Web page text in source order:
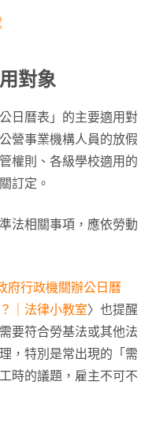
對象
日曆表」的主要適用對
營事業機構人員的放假
權則、各級學校適用的
訂定。
法相關事項，應依勞動
府行政機關辦公日曆
｜法律小教室〉也提醒
要符合勞基法或其他法
，特別是常出現的「需
時的議題，雇主不可不